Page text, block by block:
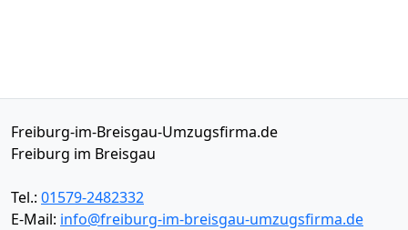
Freiburg-im-Breisgau-Umzugsfirma.de
Freiburg im Breisgau
Tel.: 01579-2482332
E-Mail: info@freiburg-im-breisgau-umzugsfirma.de